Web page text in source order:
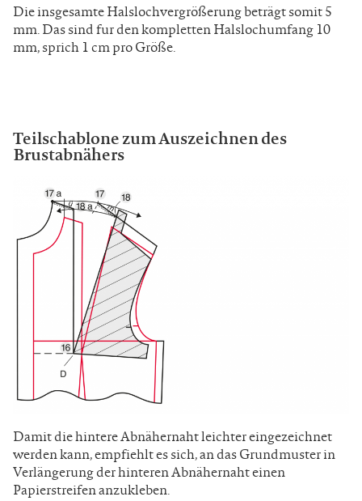
Die insgesamte Halslochvergrößerung beträgt somit 5
mm. Das sind fur den kompletten Halslochumfang 10
mm, sprich 1 cm pro Größe.
Teilschablone zum Auszeichnen des
Brustabnähers
Damit die hintere Abnähernaht leichter eingezeichnet
werden kann, empfiehlt es sich, an das Grundmuster in
Verlängerung der hinteren Abnähernaht einen
Papierstreifen anzukleben.